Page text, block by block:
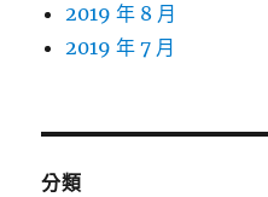
2019 年 8 月
2019 年 7 月
分類